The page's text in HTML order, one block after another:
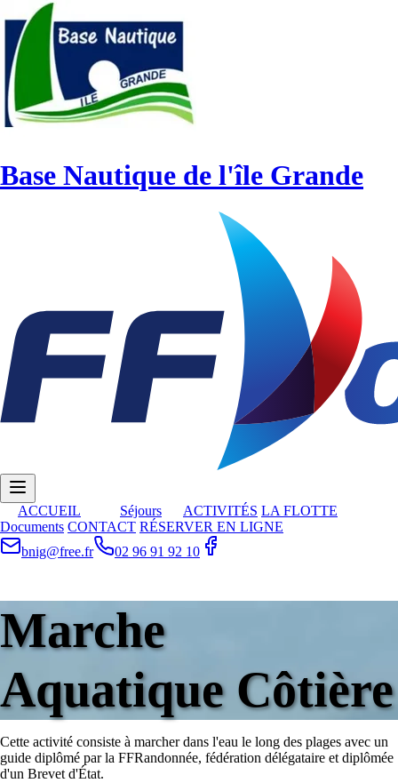
Base Nautique de l'île Grande
ACCUEIL Séjours ACTIVITÉS LA FLOTTE
Documents CONTACT RÉSERVER EN LIGNE
bnig@free.fr
02 96 91 92 10
Marche
Aquatique Côtière
Cette activité consiste à marcher dans l'eau le long des plages avec un
guide diplômé par la FFRandonnée, fédération délégataire et diplômée
d'un Brevet d'État.